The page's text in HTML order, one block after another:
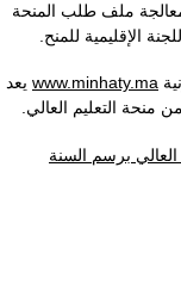
معالجة ملف طلب المنحة
الإقليمية للمنح.
www.minhaty.ma يعد
منحة التعليم العالي.
برسم السنة